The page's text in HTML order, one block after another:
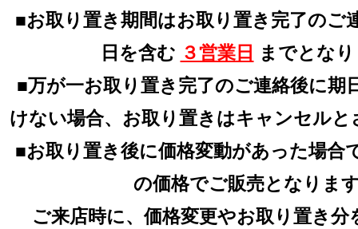
■お取り置き期間はお取り置き完了のご
日を含む ３営業日 までとな
■万が一お取り置き完了のご連絡後に期
けない場合、お取り置きはキャンセル
■お取り置き後に価格変動があった場合
の価格でご販売となりま
ご来店時に、価格変更やお取り置き分